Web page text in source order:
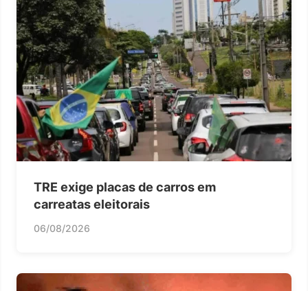
TRE exige placas de carros em
carreatas eleitorais
06/08/2026